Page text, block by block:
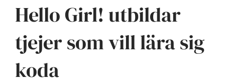
Hello Girl! utbildar
tjejer som vill lära sig
koda